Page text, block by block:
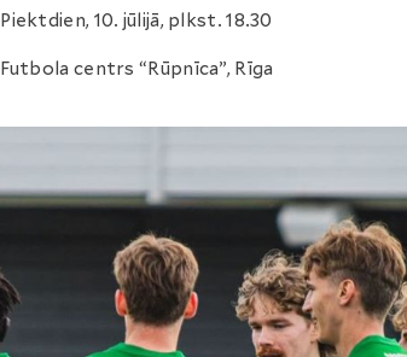
Piektdien, 10. jūlijā, plkst. 18.30
Futbola centrs “Rūpnīca”, Rīga